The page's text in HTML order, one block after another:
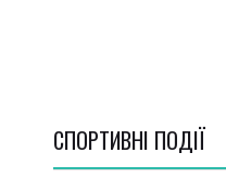
СПОРТИВНI ПОДІЇ